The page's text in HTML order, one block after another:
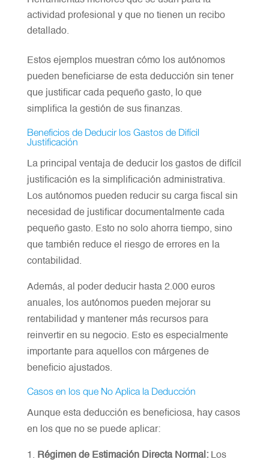
actividad profesional y que no tienen un recibo
detallado.
Estos ejemplos muestran cómo los autónomos
pueden beneficiarse de esta deducción sin tener
que justificar cada pequeño gasto, lo que
simplifica la gestión de sus finanzas.
Beneficios de Deducir los Gastos de Difícil
Justificación
La principal ventaja de deducir los gastos de difícil
justificación es la simplificación administrativa.
Los autónomos pueden reducir su carga fiscal sin
necesidad de justificar documentalmente cada
pequeño gasto. Esto no solo ahorra tiempo, sino
que también reduce el riesgo de errores en la
contabilidad.
Además, al poder deducir hasta 2.000 euros
anuales, los autónomos pueden mejorar su
rentabilidad y mantener más recursos para
reinvertir en su negocio. Esto es especialmente
importante para aquellos con márgenes de
beneficio ajustados.
Casos en los que No Aplica la Deducción
Aunque esta deducción es beneficiosa, hay casos
en los que no se puede aplicar:
Régimen de Estimación Directa Normal:Los